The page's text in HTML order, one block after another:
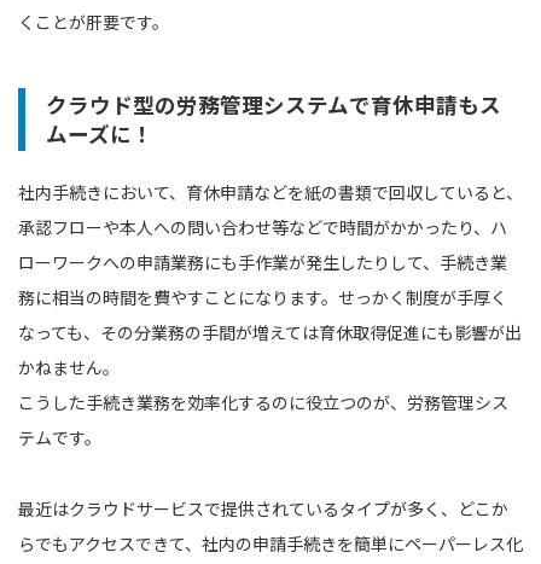
くことが肝要です。
クラウド型の労務管理システムで育休申請もス
ムーズに！
社内手続きにおいて、育休申請などを紙の書類で回収していると、
承認フローや本人への問い合わせ等などで時間がかかったり、ハ
ローワークへの申請業務にも手作業が発生したりして、手続き業
務に相当の時間を費やすことになります。せっかく制度が手厚く
なっても、その分業務の手間が増えては育休取得促進にも影響が出
かねません。
こうした手続き業務を効率化するのに役立つのが、労務管理シス
テムです。
最近はクラウドサービスで提供されているタイプが多く、どこか
らでもアクセスできて、社内の申請手続きを簡単にペーパーレス化